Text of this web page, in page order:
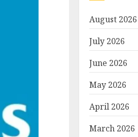
August 2026
July 2026
June 2026
May 2026
April 2026
March 2026